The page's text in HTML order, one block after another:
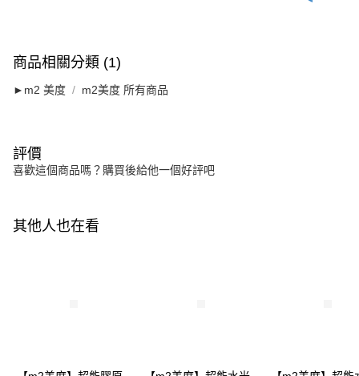
商品相關分類 (1)
►m2 美度 m2美度 所有商品
評價
喜歡這個商品嗎？購買後給他一個好評吧
其他人也在看